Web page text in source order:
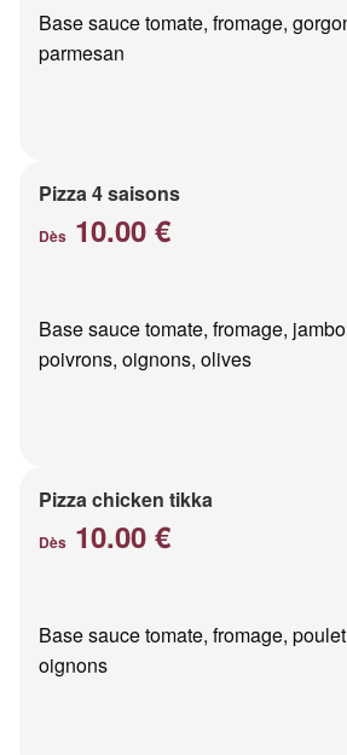
Base sauce tomate, fromage,
parmesan
Pizza 4 saisons
Dès 10.00 €
Base sauce tomate, fromage,
poivrons, oignons, olives
Pizza chicken tikka
Dès 10.00 €
Base sauce tomate, fromage,
oignons